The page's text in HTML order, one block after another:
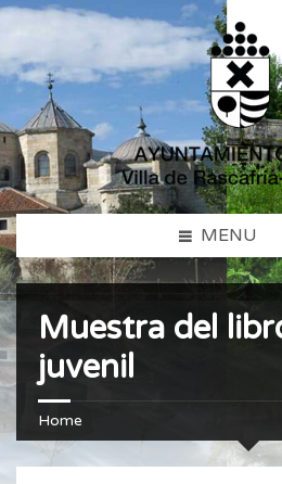
MENU
Muestra del
juvenil
Home